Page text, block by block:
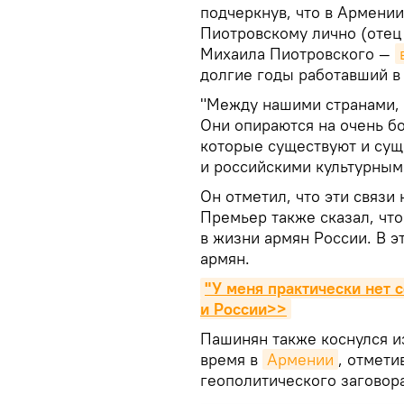
подчеркнув, что в
Пиотровскому лично
Михаила Пиотровского —
долгие годы работавший в
"Между нашими странами,
Они опираются на очень
которые существуют и
и российскими
Он отметил, что эти
Премьер также сказал,
в жизни армян России. В
армян.
"У меня практически нет
и России>>
Пашинян также коснулся
время в Армении ,
геополитического